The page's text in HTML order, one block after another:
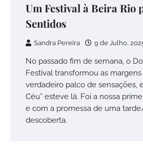
Um Festival à Beira Rio
Sentidos
Sandra Pereira 9 de Julho,
No passado fim de semana, o
Festival transformou as
verdadeiro palco de sensações,
Céu” esteve lá. Foi a nossa
e com a promessa de uma
descoberta.